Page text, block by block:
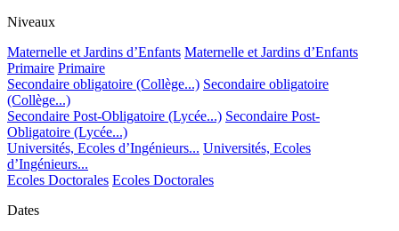
Niveaux
Maternelle et Jardins d’Enfants Maternelle et Jardins d’Enfants
Primaire Primaire
Secondaire obligatoire (Collège...) Secondaire obligatoire
(Collège...)
Secondaire Post-Obligatoire (Lycée...) Secondaire Post-
Obligatoire (Lycée...)
Universités, Ecoles d’Ingénieurs... Universités, Ecoles
d’Ingénieurs...
Ecoles Doctorales Ecoles Doctorales
Dates